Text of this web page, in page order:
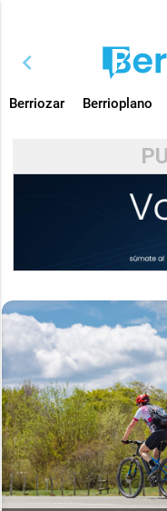
chevron_left
Berriozar Berrioplano